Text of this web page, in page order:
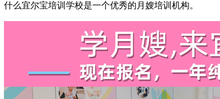
什么宜尔宝培训学校是一个优秀的月嫂培训机构。